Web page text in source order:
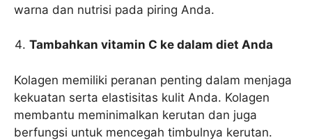
warna dan nutrisi pada piring Anda.
Tambahkan vitamin C ke dalam diet Anda
Kolagen memiliki peranan penting dalam menjaga
kekuatan serta elastisitas kulit Anda. Kolagen
membantu meminimalkan kerutan dan juga
berfungsi untuk mencegah timbulnya kerutan.